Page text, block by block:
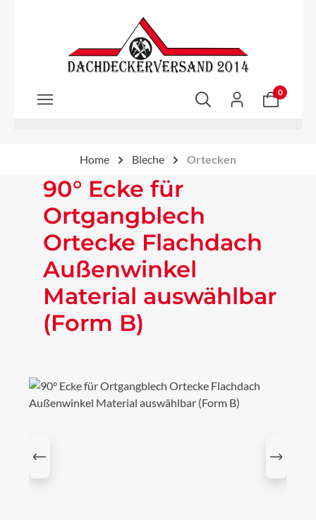
Zum Hauptinhalt springen
0
Home Bleche Ortecken
90° Ecke für
Ortgangblech
Ortecke Flachdach
Außenwinkel
Material auswählbar
(Form B)
Bildergalerie überspringen